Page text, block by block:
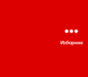
Изборник